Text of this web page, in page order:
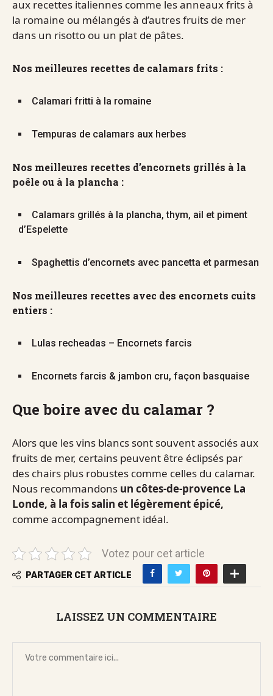
aux recettes italiennes comme les anneaux frits à
la romaine ou mélangés à d’autres fruits de mer
dans un risotto ou un plat de pâtes.
Nos meilleures recettes de calamars frits :
Calamari fritti à la romaine
Tempuras de calamars aux herbes
Nos meilleures recettes d’encornets grillés à la
poêle ou à la plancha :
Calamars grillés à la plancha, thym, ail et piment
d’Espelette
Spaghettis d’encornets avec pancetta et parmesan
Nos meilleures recettes avec des encornets cuits
entiers :
Lulas recheadas – Encornets farcis
Encornets farcis & jambon cru, façon basquaise
Que boire avec du calamar ?
Alors que les vins blancs sont souvent associés aux
fruits de mer, certains peuvent être éclipsés par
des chairs plus robustes comme celles du calamar.
Nous recommandons un côtes-de-provence La
Londe, à la fois salin et légèrement épicé,
comme accompagnement idéal.
Votez pour cet article
PARTAGER CET ARTICLE
LAISSEZ UN COMMENTAIRE